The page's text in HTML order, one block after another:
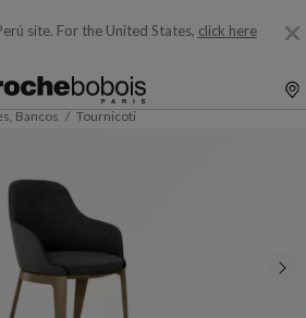
site. For the United States, click here
Bancos Tournicoti